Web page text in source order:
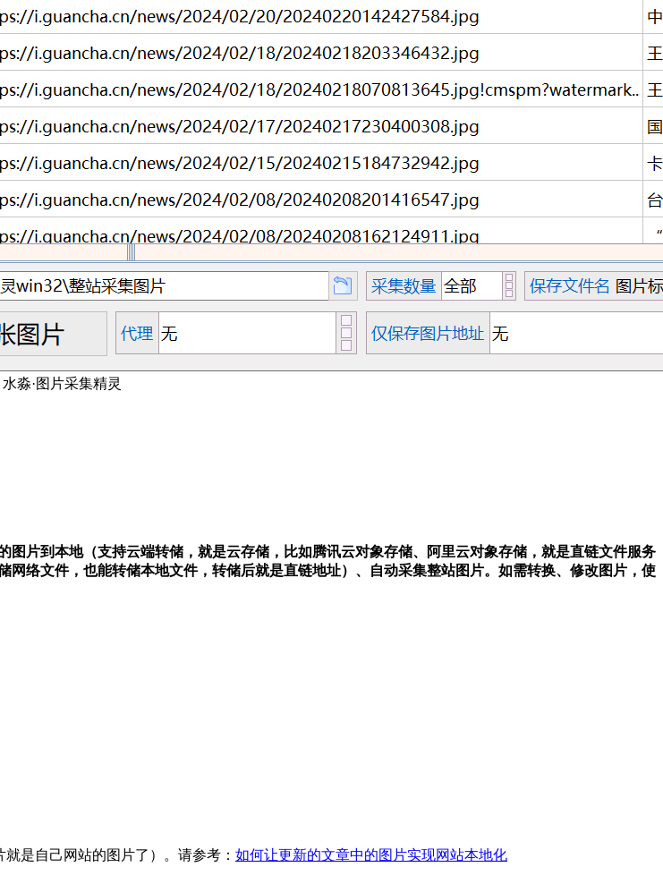
水淼·图片采集精灵
片到本地（支持云端转储，就是云存储，比如腾讯云对象存储、阿里云对象存储，就是直链文件服务
络文件，也能转储本地文件，转储后就是直链地址）、自动采集整站图片。如需转换、修改图片，使
是自己网站的图片了）。请参考： 如何让更新的文章中的图片实现网站本地化